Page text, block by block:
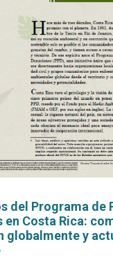
del Programa de
en Costa Rica:
globalmente y